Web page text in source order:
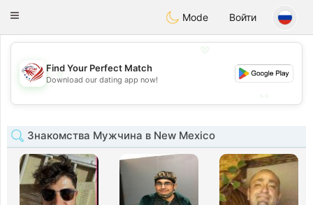
Dating
Toggle
Mode Войти
💖
💕
Find Your Perfect Match
Download our dating app now!
Знакомства Мужчина в New Mexico